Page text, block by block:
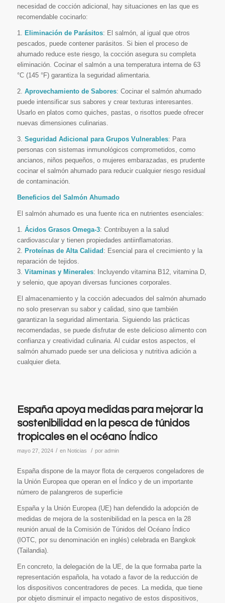
necesidad de cocción adicional, hay situaciones en las que es
recomendable cocinarlo:
1. Eliminación de Parásitos: El salmón, al igual que otros
pescados, puede contener parásitos. Si bien el proceso de
ahumado reduce este riesgo, la cocción asegura su completa
eliminación. Cocinar el salmón a una temperatura interna de 63
°C (145 °F) garantiza la seguridad alimentaria.
2. Aprovechamiento de Sabores: Cocinar el salmón ahumado
puede intensificar sus sabores y crear texturas interesantes.
Usarlo en platos como quiches, pastas, o risottos puede ofrecer
nuevas dimensiones culinarias.
3. Seguridad Adicional para Grupos Vulnerables: Para
personas con sistemas inmunológicos comprometidos, como
ancianos, niños pequeños, o mujeres embarazadas, es prudente
cocinar el salmón ahumado para reducir cualquier riesgo residual
de contaminación.
Beneficios del Salmón Ahumado
El salmón ahumado es una fuente rica en nutrientes esenciales:
1. Ácidos Grasos Omega-3: Contribuyen a la salud
cardiovascular y tienen propiedades antiinflamatorias.
2.
Proteínas de Alta Calidad : Esencial para el crecimiento y la
reparación de tejidos.
3. Vitaminas y Minerales: Incluyendo vitamina B12, vitamina D,
y selenio, que apoyan diversas funciones corporales.
El almacenamiento y la cocción adecuados del salmón ahumado
no solo preservan su sabor y calidad, sino que también
garantizan la seguridad alimentaria. Siguiendo las prácticas
recomendadas, se puede disfrutar de este delicioso alimento con
confianza y creatividad culinaria. Al cuidar estos aspectos, el
salmón ahumado puede ser una deliciosa y nutritiva adición a
cualquier dieta.
España apoya medidas para mejorar la
sostenibilidad en la pesca de túnidos
tropicales en el océano Índico
mayo 27, 2024 / en Noticias / por admin
España dispone de la mayor flota de cerqueros congeladores de
la Unión Europea que operan en el Índico y de un importante
número de palangreros de superficie
España y la Unión Europea (UE) han defendido la adopción de
medidas de mejora de la sostenibilidad en la pesca en la 28
reunión anual de la Comisión de Túnidos del Océano Índico
(IOTC, por su denominación en inglés) celebrada en Bangkok
(Tailandia).
En concreto, la delegación de la UE, de la que formaba parte la
representación española, ha votado a favor de la reducción de
los dispositivos concentradores de peces. La medida, que tiene
por objeto disminuir el impacto negativo de estos dispositivos,